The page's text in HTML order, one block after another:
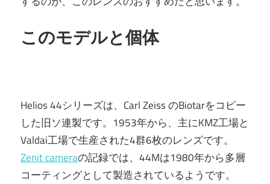
このモデルと個体
Helios 44シリーズは、Carl Zeiss のBiotarをコピー
した旧ソ連製です。1953年から、主にKMZ工場と
Valdai工場で生産された4群6枚のレンズです。
Zenit cameraの記録では、44Mは1980年から多層
コーティングとして製造されているようです。